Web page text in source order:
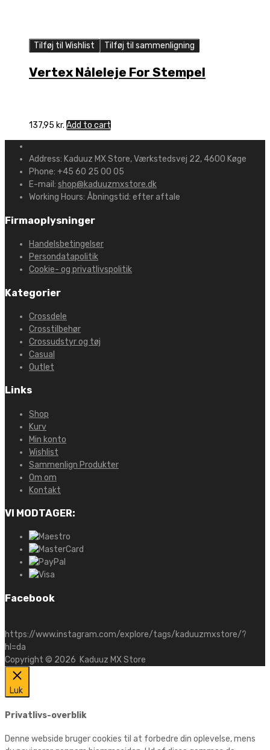
Tilføj til Wishlist Tilføj til sammenligning
Vertex Nåleleje For Stempel
137,95 kr. Add to cart
Address: Kaduuz MX Store, Værkstedsvej 22, 4600 Køge
Phone: +45 60 25 00 05
E-mail: shop@kaduuzmxstore.dk
Working Hours: Åbningstid: efter aftale
Firmaoplysninger
Handelsbetingelser
Persondatapolitik
Cookie- og privatlivspolitik
Kategorier
Crossdele
Crosstilbehør
Crossudstyr og tøj
Casual
Outlet
Links
Shop
Kurv
Min konto
Wishlist
Sammenlign Produkter
Om om
Kontakt
VI MODTAGER:
Facebook
https://www.instagram.com/explore/tags/kaduuzmxstore/?
hl=da
Copyright © 2026 Kaduuz MX Store
Luk
Privatlivs-overblik
Denne webside bruger cookies til at forbedre din oplevelse, mens